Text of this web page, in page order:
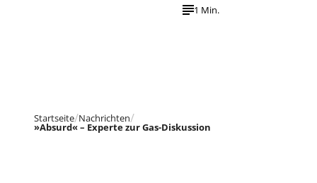
1 Min.
Startseite Nachrichten
»Absurd« – Experte zur Gas-Diskussion